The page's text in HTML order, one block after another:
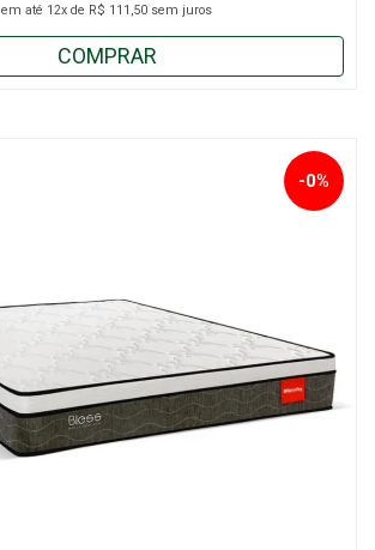
em até 12x de R$ 111,50 sem juros
COMPRAR
-0%